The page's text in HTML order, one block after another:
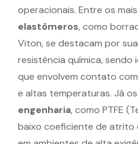
operacionais. Entre os
elastômeros, como
Viton, se destacam por
resistência química, sendo
que envolvem contato
e altas temperaturas. Já os
engenharia, como PTFE
baixo coeficiente de atrito